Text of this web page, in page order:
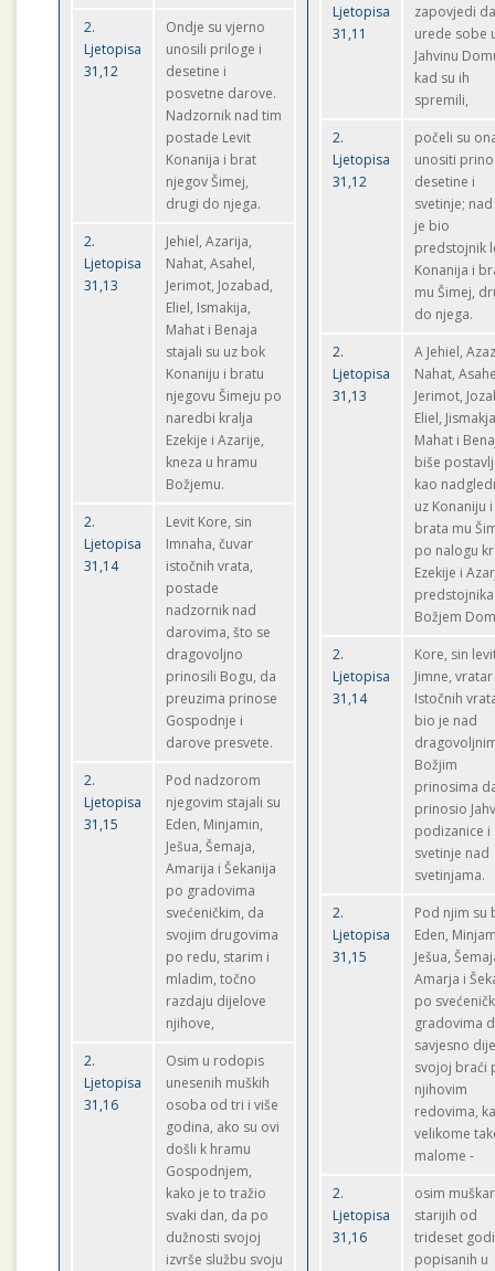
2.
Ljetopisa
31,12
Ondje su vjerno
unosili priloge i
desetine i
posvetne darove.
Nadzornik nad tim
postade Levit
Konanija i brat
njegov Šimej,
drugi do njega.
2.
Ljetopisa
31,13
Jehiel, Azarija,
Nahat, Asahel,
Jerimot, Jozabad,
Eliel, Ismakija,
Mahat i Benaja
stajali su uz bok
Konaniju i bratu
njegovu Šimeju po
naredbi kralja
Ezekije i Azarije,
kneza u hramu
Božjemu.
2.
Ljetopisa
31,14
Levit Kore, sin
Imnaha, čuvar
istočnih vrata,
postade
nadzornik nad
darovima, što se
dragovoljno
prinosili Bogu, da
preuzima prinose
Gospodnje i
darove presvete.
2.
Ljetopisa
31,15
Pod nadzorom
njegovim stajali su
Eden, Minjamin,
Ješua, Šemaja,
Amarija i Šekanija
po gradovima
svećeničkim, da
svojim drugovima
po redu, starim i
mladim, točno
razdaju dijelove
njihove,
2.
Ljetopisa
31,16
Osim u rodopis
unesenih muških
osoba od tri i više
godina, ako su ovi
došli k hramu
Gospodnjem,
kako je to tražio
svaki dan, da po
dužnosti svojoj
izvrše službu svoju
Ljetopisa
31,11
zapovjedi
urede sobe
Jahvinu
kad su ih
spremili,
2.
Ljetopisa
31,12
počeli su
unositi
desetine i
svetinje;
je bio
predstojnik
Konanija i
mu Šimej,
do njega.
2.
Ljetopisa
31,13
A Jehiel,
Nahat,
Jerimot,
Eliel,
Mahat i
biše
kao
uz Konaniju i
brata mu
po nalogu
Ezekije i
Božjem
2.
Ljetopisa
31,14
Kore, sin
Jimne, vratar
Istočnih
bio je nad
Božjim
prinosima
prinosio
podizanice i
svetinje nad
svetinjama.
2.
Ljetopisa
31,15
Pod njim su
Eden,
Ješua,
Amarja i
po
gradovima
savjesno
svojoj braći
njihovim
redovima,
velikome
malome -
2.
Ljetopisa
31,16
osim
starijih od
trideset
popisanih u